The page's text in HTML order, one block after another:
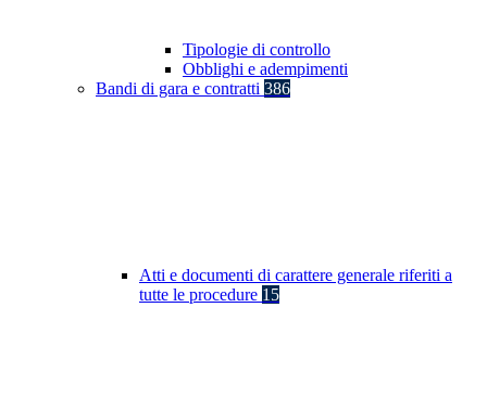
Tipologie di controllo
Obblighi e adempimenti
Bandi di gara e contratti 386
Atti e documenti di carattere generale riferiti a
tutte le procedure 15